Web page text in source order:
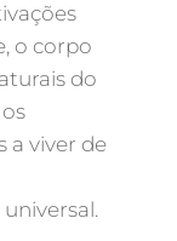
o corpo
do
a viver de